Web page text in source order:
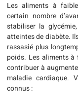
Les aliments à
certain nombre
stabiliser la
atteintes de diabète.
rassasié plus
poids. Les aliments à
contribuer à
maladie cardiaque.
connus :